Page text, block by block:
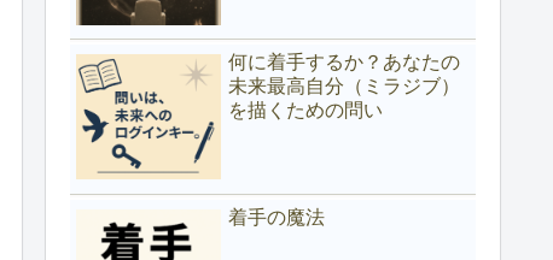
何に着手するか？あなたの
未来最高自分（ミラジブ）
を描くための問い
着手の魔法